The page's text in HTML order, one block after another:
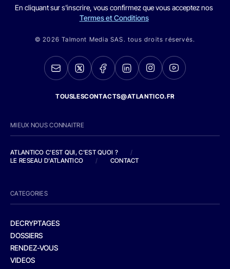
En cliquant sur s'inscrire, vous confirmez que vous acceptez nos
Termes et Conditions
© 2026 Talmont Media SAS. tous droits réservés.
TOUSLESCONTACTS@ATLANTICO.FR
MIEUX NOUS CONNAITRE
ATLANTICO C'EST QUI, C'EST QUOI ?
/
LE RESEAU D'ATLANTICO
/ CONTACT
CATEGORIES
DECRYPTAGES
DOSSIERS
RENDEZ-VOUS
VIDEOS